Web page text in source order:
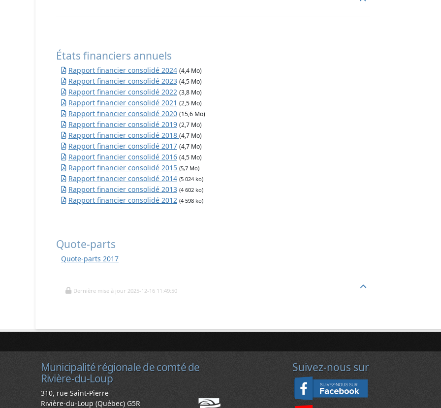
États financiers annuels
Rapport financier consolidé 2024 (4,4 Mo)
Rapport financier consolidé 2023 (4,5 Mo)
Rapport financier consolidé 2022 (3,8 Mo)
Rapport financier consolidé 2021 (2,5 Mo)
Rapport financier consolidé 2020 (15,6 Mo)
Rapport financier consolidé 2019 (2,7 Mo)
Rapport financier consolidé 2018 (4,7 Mo)
Rapport financier consolidé 2017 (4,7 Mo)
Rapport financier consolidé 2016 (4,5 Mo)
Rapport financier consolidé 2015 (5,7 Mo)
Rapport financier consolidé 2014 (5 024 ko)
Rapport financier consolidé 2013 (4 602 ko)
Rapport financier consolidé 2012 (4 598 ko)
Quote-parts
Quote-parts 2017
Dernière mise à jour 2025-12-16 11:49:50
Municipalité régionale de comté de
Rivière-du-Loup
310, rue Saint-Pierre
Rivière-du-Loup (Québec) G5R
Suivez-nous sur